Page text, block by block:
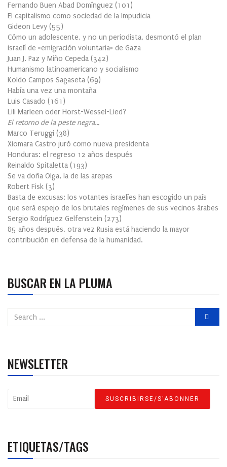
Fernando Buen Abad Domínguez (101 )
El capitalismo como sociedad de la Impudicia
Gideon Levy (55)
Cómo un adolescente, y no un periodista, desmontó el plan
israelí de «emigración voluntaria» de Gaza
Juan J. Paz y Miño Cepeda (342)
Humanismo latinoamericano y socialismo
Koldo Campos Sagaseta (69)
Había una vez una montaña
Luis Casado (161 )
Lili Marleen oder Horst-Wessel-Lied?
El retorno de la peste negra…
Marco Teruggi (38)
Xiomara Castro juró como nueva presidenta
Honduras: el regreso 12 años después
Reinaldo Spitaletta (193)
Se va doña Olga, la de las arepas
Robert Fisk (3)
Basta de excusas: los votantes israelíes han escogido un país
que será espejo de los brutales regímenes de sus vecinos árabes
Sergio Rodríguez Gelfenstein (273)
85 años después, otra vez Rusia está haciendo la mayor
contribución en defensa de la humanidad.
BUSCAR EN LA PLUMA
NEWSLETTER
ETIQUETAS/TAGS